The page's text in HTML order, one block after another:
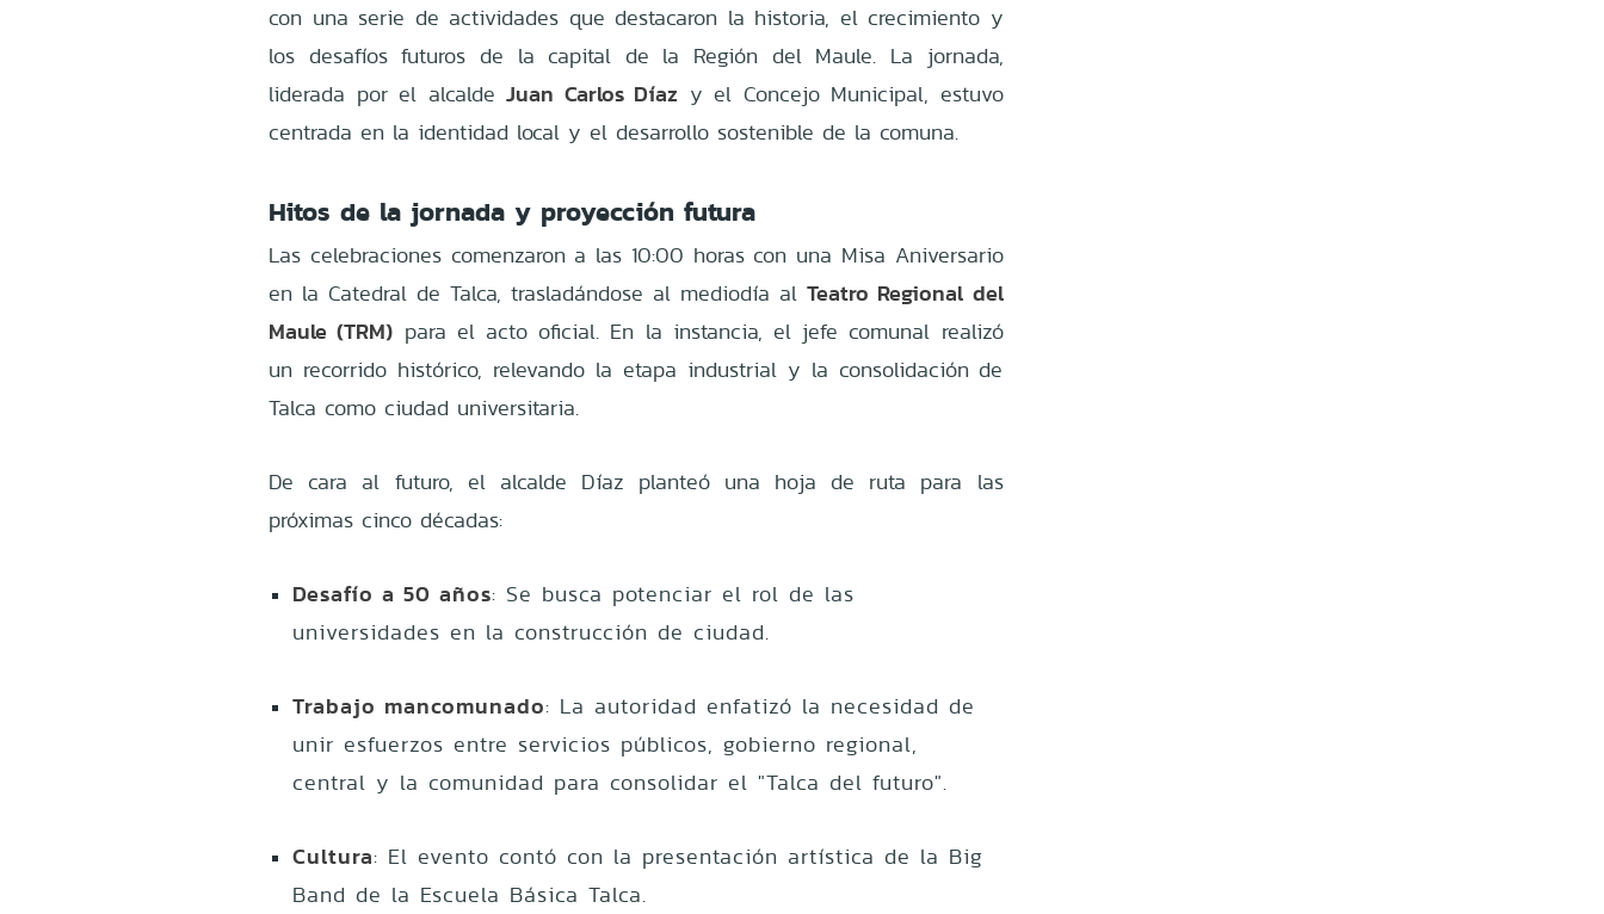
con una serie de actividades que destacaron la historia, el crecimiento y
los desafíos futuros de la capital de la Región del Maule. La jornada,
liderada por el alcaldeJuan Carlos Díaz y el Concejo Municipal, estuvo
centrada en la identidad local y el desarrollo sostenible de la comuna.
Hitos de la jornada y proyección futura
Las celebraciones comenzaron a las 10:00 horas con una Misa Aniversario
en la Catedral de Talca, trasladándose al mediodía alTeatro Regional del
Maule (TRM) para el acto oficial. En la instancia, el jefe comunal realizó
un recorrido histórico, relevando la etapa industrial y la consolidación de
Talca como ciudad universitaria.
De cara al futuro, el alcalde Díaz planteó una hoja de ruta para las
próximas cinco décadas:
Desafío a 50 años: Se busca potenciar el rol de las
universidades en la construcción de ciudad.
Trabajo mancomunado: La autoridad enfatizó la necesidad de
unir esfuerzos entre servicios públicos, gobierno regional,
central y la comunidad para consolidar el "Talca del futuro".
Cultura: El evento contó con la presentación artística de la Big
Band de la Escuela Básica Talca.